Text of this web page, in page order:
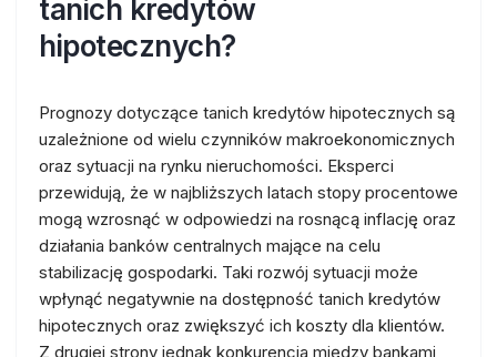
tanich kredytów
hipotecznych?
Prognozy dotyczące tanich kredytów hipotecznych są
uzależnione od wielu czynników makroekonomicznych
oraz sytuacji na rynku nieruchomości. Eksperci
przewidują, że w najbliższych latach stopy procentowe
mogą wzrosnąć w odpowiedzi na rosnącą inflację oraz
działania banków centralnych mające na celu
stabilizację gospodarki. Taki rozwój sytuacji może
wpłynąć negatywnie na dostępność tanich kredytów
hipotecznych oraz zwiększyć ich koszty dla klientów.
Z drugiej strony jednak konkurencja między bankami